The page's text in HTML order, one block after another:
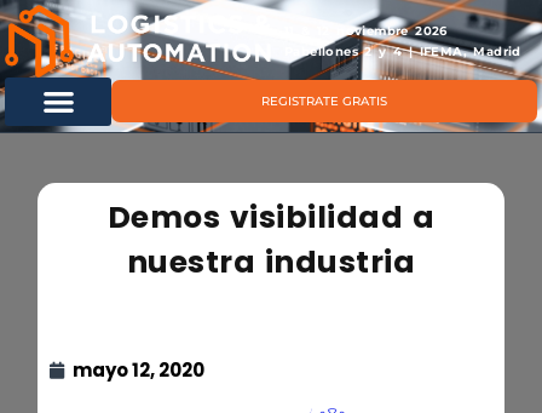
11 & 12 noviembre 2026
Pabellones 2 y 4 | IFEMA, Madrid
REGISTRATE GRATIS
Demos visibilidad a
nuestra industria
mayo 12, 2020